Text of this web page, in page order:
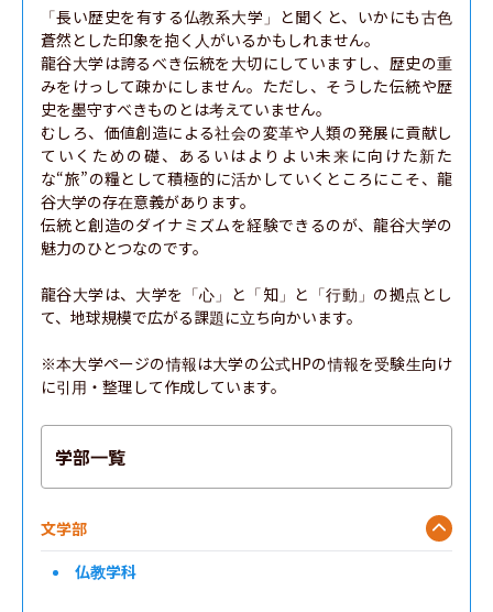
「長い歴史を有する仏教系大学」と聞くと、いかにも古色
蒼然とした印象を抱く人がいるかもしれません。
龍谷大学は誇るべき伝統を大切にしていますし、歴史の重
みをけっして疎かにしません。ただし、そうした伝統や歴
史を墨守すべきものとは考えていません。
むしろ、価値創造による社会の変革や人類の発展に貢献し
ていくための礎、あるいはよりよい未来に向けた新た
な“旅”の糧として積極的に活かしていくところにこそ、龍
谷大学の存在意義があります。
伝統と創造のダイナミズムを経験できるのが、龍谷大学の
魅力のひとつなのです。
龍谷大学は、大学を「心」と「知」と「行動」の拠点とし
て、地球規模で広がる課題に立ち向かいます。
※本大学ページの情報は大学の公式HPの情報を受験生向け
に引用・整理して作成しています。
学部一覧
文学部
仏教学科